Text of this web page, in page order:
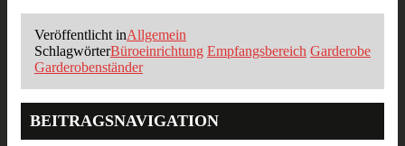
Veröffentlicht inAllgemein
SchlagwörterBüroeinrichtung Empfangsbereich Garderobe
Garderobenständer
BEITRAGSNAVIGATION